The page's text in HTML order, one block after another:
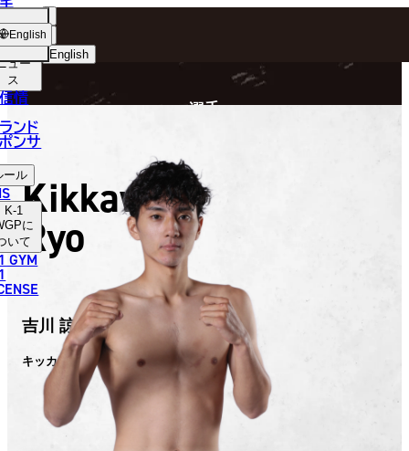
English
中文（简体）
中文（繁體）
ไทย
العربية
ョッ
プ
ュー
ス
情
ンド
ンサ
ール
K-1
に
いて
GYM
English
選手
Kikkawa
Ryo
吉川 諒
キッカワ リョウ